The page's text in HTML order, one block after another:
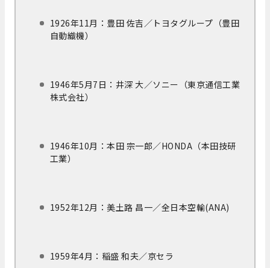
1926年11月：豊田 佐吉／トヨタグループ（豊田
自動織機）
1946年5月7日：井深 大／ソニー（東京通信工業
株式会社）
1946年10月：本田 宗一郎／HONDA（本田技研
工業）
1952年12月：美土路 昌一／全日本空輸(ANA)
1959年4月：稲盛 和夫／京セラ